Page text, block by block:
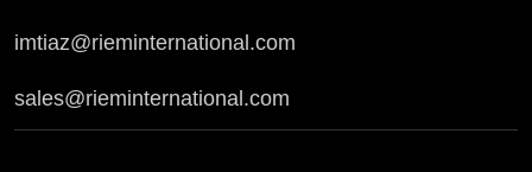
imtiaz@rieminternational.com
sales@rieminternational.com